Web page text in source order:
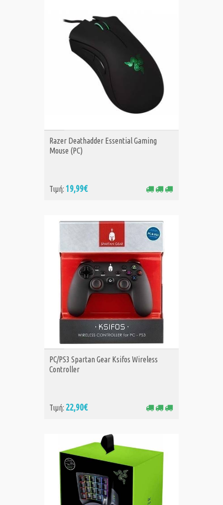
ΑΓΟΡΑ
Razer Deathadder Essential Gaming
Mouse (PC)
Τιμή: 19,99€
ΑΓΟΡΑ
PC/PS3 Spartan Gear Ksifos Wireless
Controller
Τιμή: 22,90€